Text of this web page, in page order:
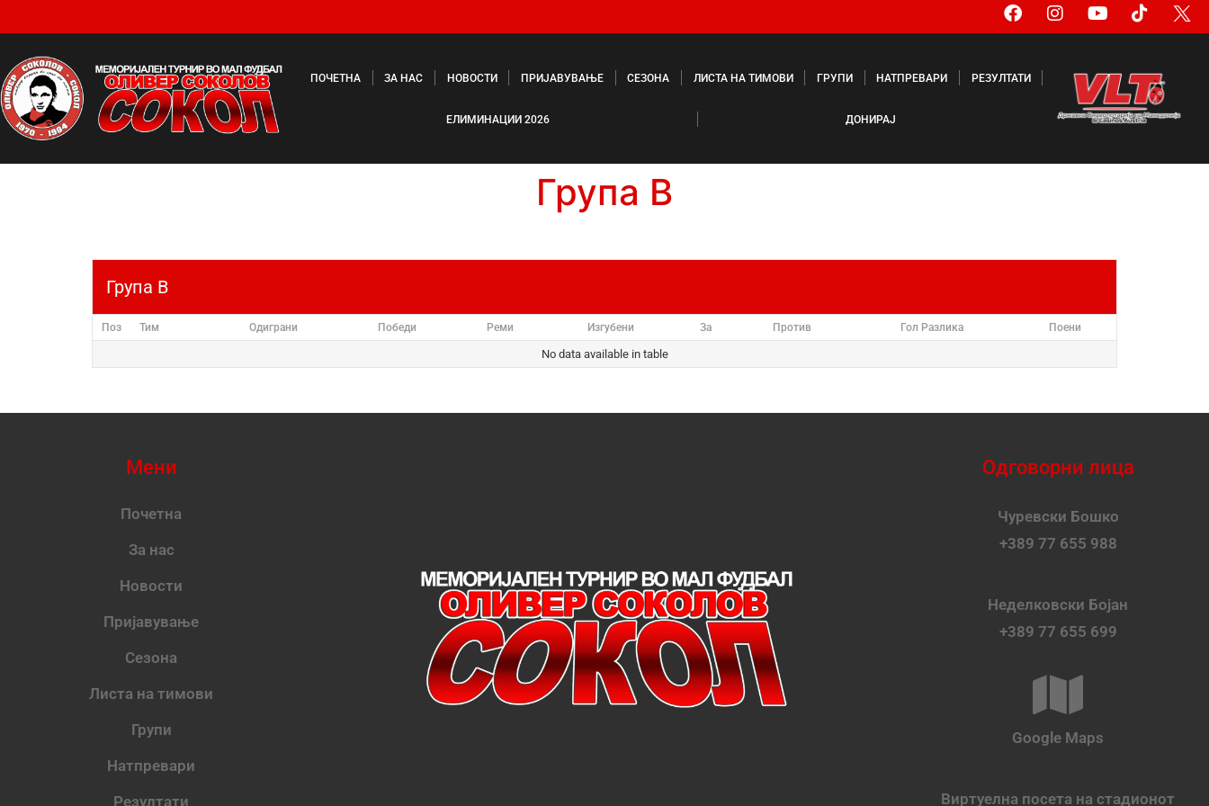
ПОЧЕТНА ЗА НАС НОВОСТИ ПРИЈАВУВАЊЕ СЕЗОНА ЛИСТА НА ТИМОВИ ГРУПИ НАТПРЕВАРИ РЕЗУЛТАТИ
ЕЛИМИНАЦИИ 2026 ДОНИРАЈ
Група B
Група B
Поз Тим Одиграни Победи Реми Изгубени За Против Гол Разлика Поени
No data available in table
Мени
Почетна
За нас
Новости
Пријавување
Сезона
Листа на тимови
Групи
Натпревари
Резултати
Одговорни лица
Чуревски Бошко
+389 77 655 988
Неделковски Бојан
+389 77 655 699
Google Maps
Виртуелна посета на стадионот